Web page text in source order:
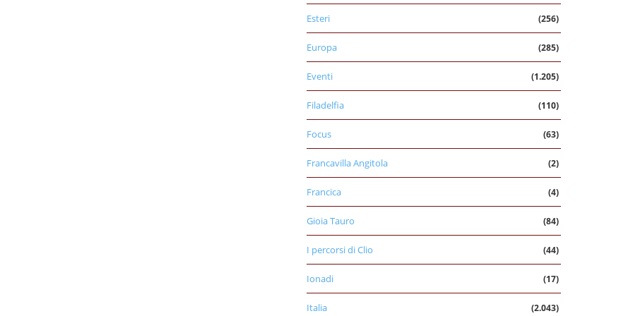
Esteri (256)
Europa (285)
Eventi (1.205)
Filadelfia (110)
Focus (63)
Francavilla Angitola (2)
Francica (4)
Gioia Tauro (84)
I percorsi di Clio (44)
Ionadi (17)
Italia (2.043)